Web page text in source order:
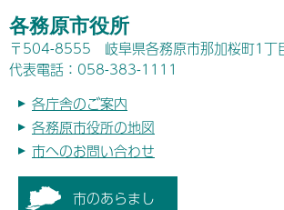
各務原市役所
〒504-8555 岐阜県各務原市那加桜町1丁
代表電話：058-383-1111
各庁舎のご案内
各務原市役所の地図
市へのお問い合わせ
市のあらまし